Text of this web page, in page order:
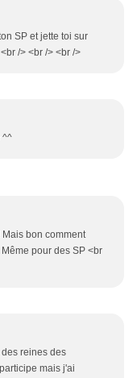
SP et jette toi sur
/> <br /> <br />
^^
Mais bon comment
pour des SP <br
reines des
mais j'ai